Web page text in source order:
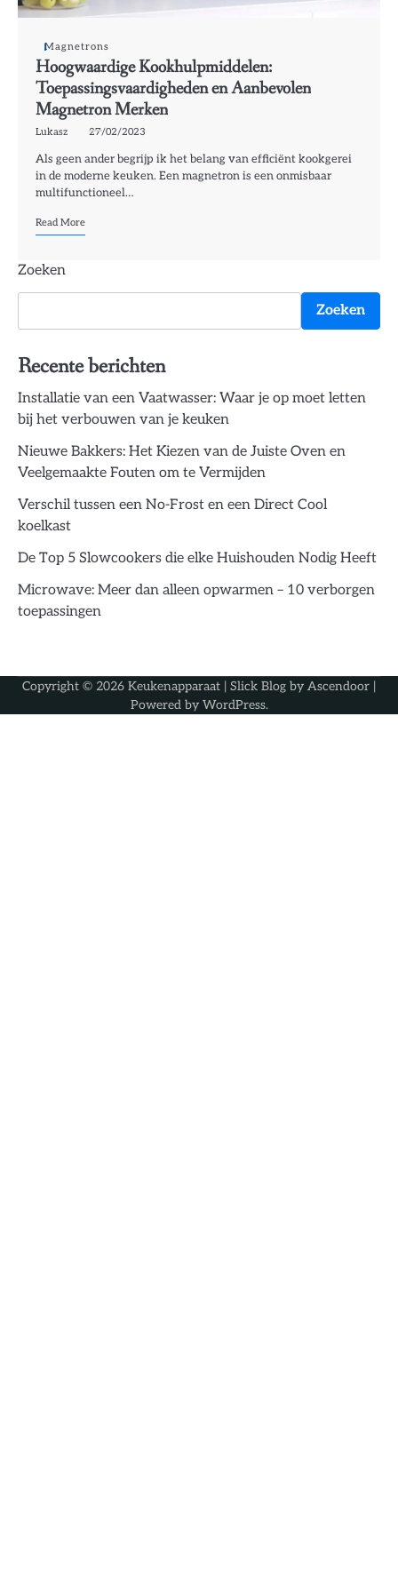
Magnetrons
Hoogwaardige Kookhulpmiddelen:
Toepassingsvaardigheden en Aanbevolen
Magnetron Merken
Lukasz 27/02/2023
Als geen ander begrijp ik het belang van efficiënt kookgerei
in de moderne keuken. Een magnetron is een onmisbaar
multifunctioneel…
Read More
Zoeken
Zoeken
Recente berichten
Installatie van een Vaatwasser: Waar je op moet letten
bij het verbouwen van je keuken
Nieuwe Bakkers: Het Kiezen van de Juiste Oven en
Veelgemaakte Fouten om te Vermijden
Verschil tussen een No-Frost en een Direct Cool
koelkast
De Top 5 Slowcookers die elke Huishouden Nodig Heeft
Microwave: Meer dan alleen opwarmen – 10 verborgen
toepassingen
Copyright © 2026 Keukenapparaat | Slick Blog by Ascendoor |
Powered by WordPress.